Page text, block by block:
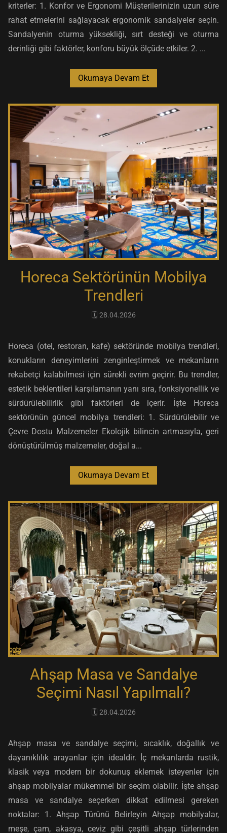
kriterler: 1. Konfor ve Ergonomi Müşterilerinizin uzun süre
rahat etmelerini sağlayacak ergonomik sandalyeler seçin.
Sandalyenin oturma yüksekliği, sırt desteği ve oturma
derinliği gibi faktörler, konforu büyük ölçüde etkiler. 2. ...
Okumaya Devam Et
Horeca Sektörünün Mobilya
Trendleri
🗓️ 28.04.2026
Horeca (otel, restoran, kafe) sektöründe mobilya trendleri,
konukların deneyimlerini zenginleştirmek ve mekanların
rekabetçi kalabilmesi için sürekli evrim geçirir. Bu trendler,
estetik beklentileri karşılamanın yanı sıra, fonksiyonellik ve
sürdürülebilirlik gibi faktörleri de içerir. İşte Horeca
sektörünün güncel mobilya trendleri: 1. Sürdürülebilir ve
Çevre Dostu Malzemeler Ekolojik bilincin artmasıyla, geri
dönüştürülmüş malzemeler, doğal a...
Okumaya Devam Et
Ahşap Masa ve Sandalye
Seçimi Nasıl Yapılmalı?
🗓️ 28.04.2026
Ahşap masa ve sandalye seçimi, sıcaklık, doğallık ve
dayanıklılık arayanlar için idealdir. İç mekanlarda rustik,
klasik veya modern bir dokunuş eklemek isteyenler için
ahşap mobilyalar mükemmel bir seçim olabilir. İşte ahşap
masa ve sandalye seçerken dikkat edilmesi gereken
noktalar: 1. Ahşap Türünü Belirleyin Ahşap mobilyalar,
meşe, çam, akasya, ceviz gibi çeşitli ahşap türlerinden